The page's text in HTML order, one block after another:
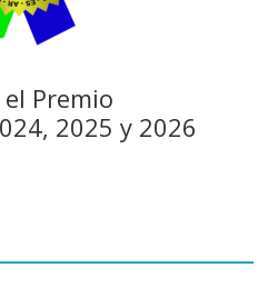
Premio
2025 y 2026